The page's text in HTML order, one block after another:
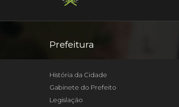
Prefeitura
História da Cidade
Gabinete do Prefeito
Legislação